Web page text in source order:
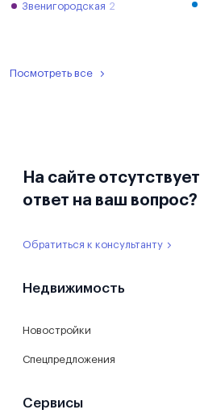
Звенигородская 2
Посмотреть все
На сайте отсутствует
ответ на ваш вопрос?
Обратиться к консультанту
Недвижимость
Новостройки
Спецпредложения
Сервисы